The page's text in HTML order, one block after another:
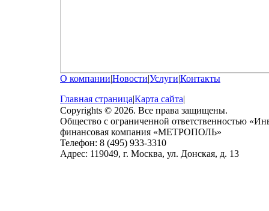
О компании|Новости|Услуги|Контакты
Главная страница|Карта сайта|
Copyrights © 2026. Все права защищены.
Общество с ограниченной ответственностью
финансовая компания «МЕТРОПОЛЬ»
Телефон: 8 (495) 933-3310
Адрес: 119049, г. Москва, ул. Донская, д. 13